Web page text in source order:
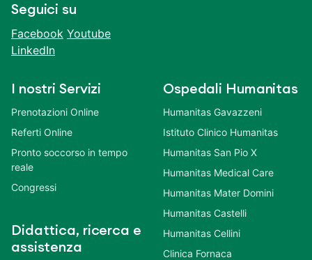
Seguici su
Facebook Youtube
LinkedIn
I nostri Servizi
Prenotazioni Online
Referti Online
Pronto soccorso in tempo
reale
Congressi
Didattica, ricerca e
assistenza
Ospedali Humanitas
Humanitas Gavazzeni
Istituto Clinico Humanitas
Humanitas San Pio X
Humanitas Medical Care
Humanitas Mater Domini
Humanitas Castelli
Humanitas Cellini
Clinica Fornaca